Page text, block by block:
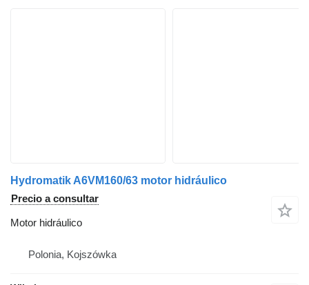
Hydromatik A6VM160/63 motor hidráulico
Precio a consultar
Motor hidráulico
Polonia, Kojszówka